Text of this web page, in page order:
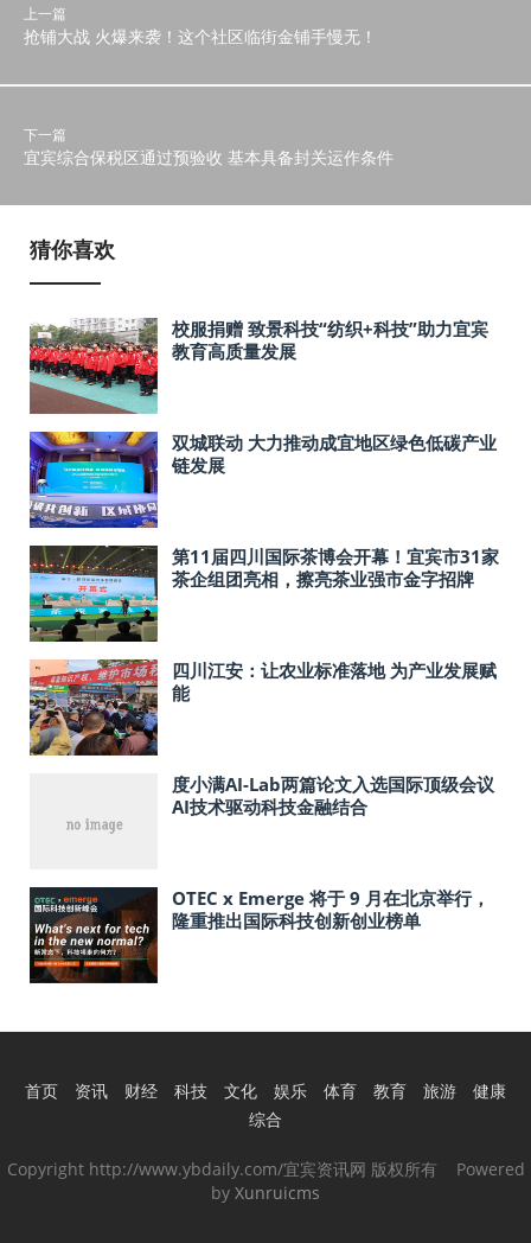
上一篇
抢铺大战 火爆来袭！这个社区临街金铺手慢无！
下一篇
宜宾综合保税区通过预验收 基本具备封关运作条件
猜你喜欢
校服捐赠 致景科技“纺织+科技”助力宜宾
教育高质量发展
双城联动 大力推动成宜地区绿色低碳产业
链发展
第11届四川国际茶博会开幕！宜宾市31家
茶企组团亮相，擦亮茶业强市金字招牌
四川江安：让农业标准落地 为产业发展赋
能
度小满AI-Lab两篇论文入选国际顶级会议
AI技术驱动科技金融结合
OTEC x Emerge 将于 9 月在北京举行，
隆重推出国际科技创新创业榜单
首页 资讯 财经 科技 文化 娱乐 体育 教育 旅游
健康
综合
Copyright http://www.ybdaily.com/宜宾资讯网 版权所有 Powered
by Xunruicms